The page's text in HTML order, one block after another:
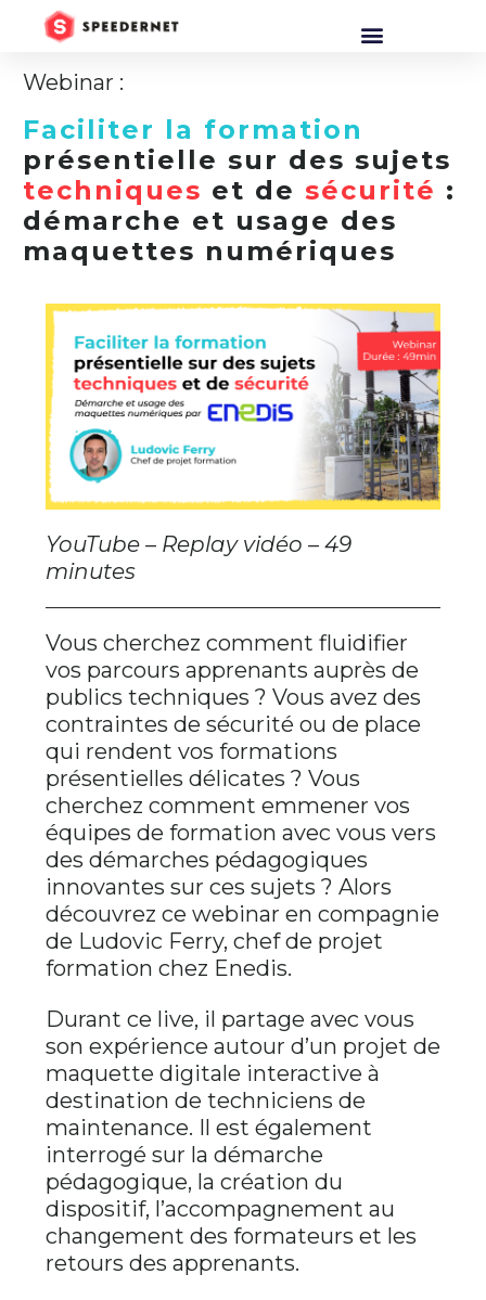
Webinar :
Faciliter la formation
présentielle sur des sujets
techniques et de sécurité :
démarche et usage des
maquettes numériques
YouTube – Replay vidéo – 49
minutes
Vous cherchez comment fluidifier
vos parcours apprenants auprès de
publics techniques ? Vous avez des
contraintes de sécurité ou de place
qui rendent vos formations
présentielles délicates ? Vous
cherchez comment emmener vos
équipes de formation avec vous vers
des démarches pédagogiques
innovantes sur ces sujets ? Alors
découvrez ce webinar en compagnie
de Ludovic Ferry, chef de projet
formation chez Enedis.
Durant ce live, il partage avec vous
son expérience autour d’un projet de
maquette digitale interactive à
destination de techniciens de
maintenance. Il est également
interrogé sur la démarche
pédagogique, la création du
dispositif, l’accompagnement au
changement des formateurs et les
retours des apprenants.